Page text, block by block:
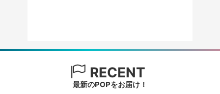
RECENT
最新のPOPをお届け！